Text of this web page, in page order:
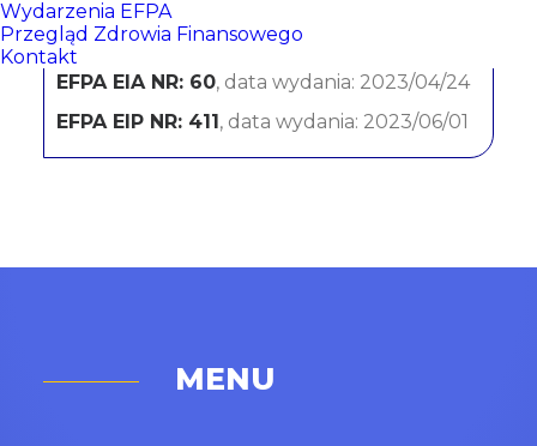
Wydarzenia EFPA
Przegląd Zdrowia Finansowego
KontaktCERTYFIKATY:
EFPA EIA NR: 60, data wydania: 2023/04/24
EFPA EIP NR: 411, data wydania: 2023/06/01
MENU